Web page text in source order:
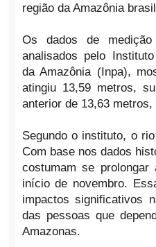
região da Amazônia
Os dados de
analisados pelo
da Amazônia (Inpa),
atingiu 13,59 metros,
anterior de 13,63
Segundo o instituto, o
Com base nos dados
costumam se
início de novembro.
impactos significativos
das pessoas que
Amazonas.